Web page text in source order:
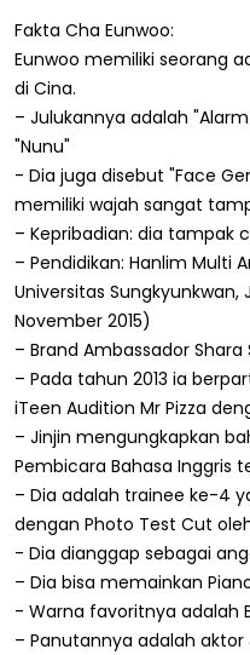
Fakta Cha Eunwoo:
Eunwoo memiliki seorang
di Cina.
– Julukannya adalah
"Nunu"
- Dia juga disebut "Face
memiliki wajah sangat
– Kepribadian: dia tampak
– Pendidikan: Hanlim Multi
Universitas
November 2015)
– Brand Ambassador Shara
– Pada tahun 2013 ia
iTeen Audition Mr Pizza
– Jinjin mengungkapkan
Pembicara Bahasa Inggris
– Dia adalah trainee ke-4
dengan Photo Test Cut
- Dia dianggap sebagai
– Dia bisa memainkan
- Warna favoritnya adalah
– Panutannya adalah aktor